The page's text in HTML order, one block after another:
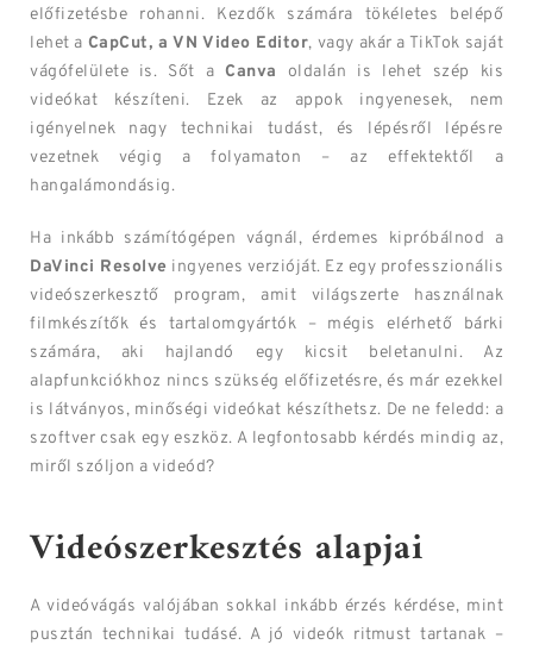
előfizetésbe rohanni. Kezdők számára tökéletes belépő
lehet a CapCut, a VN Video Editor, vagy akár a TikTok saját
vágófelülete is. Sőt aCanva
oldalán is lehet szép kis
videókat készíteni. Ezek az appok ingyenesek, nem
igényelnek nagy technikai tudást, és lépésről lépésre
vezetnek végig a folyamaton – az effektektől a
hangalámondásig.
Ha inkább számítógépen vágnál, érdemes kipróbálnod a
DaVinci Resolve ingyenes verzióját. Ez egy professzionális
videószerkesztő program, amit világszerte használnak
filmkészítők és tartalomgyártók – mégis elérhető bárki
számára, aki hajlandó egy kicsit beletanulni. Az
alapfunkciókhoz nincs szükség előfizetésre, és már ezekkel
is látványos, minőségi videókat készíthetsz. De ne feledd: a
szoftver csak egy eszköz. A legfontosabb kérdés mindig az,
miről szóljon a videód?
Videószerkesztés alapjai
A videóvágás valójában sokkal inkább érzés kérdése, mint
pusztán technikai tudásé. A jó videók ritmust tartanak –